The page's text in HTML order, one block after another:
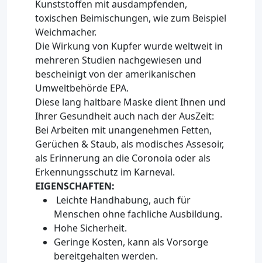
Kunststoffen mit ausdampfenden,
toxischen Beimischungen, wie zum Beispiel
Weichmacher.
Die Wirkung von Kupfer wurde weltweit in
mehreren Studien nachgewiesen und
bescheinigt von der amerikanischen
Umweltbehörde EPA.
Diese lang haltbare Maske dient Ihnen und
Ihrer Gesundheit auch nach der AusZeit:
Bei Arbeiten mit unangenehmen Fetten,
Gerüchen & Staub, als modisches Assesoir,
als Erinnerung an die Coronoia oder als
Erkennungsschutz im Karneval.
EIGENSCHAFTEN:
Leichte Handhabung, auch für
Menschen ohne fachliche Ausbildung.
Hohe Sicherheit.
Geringe Kosten, kann als Vorsorge
bereitgehalten werden.